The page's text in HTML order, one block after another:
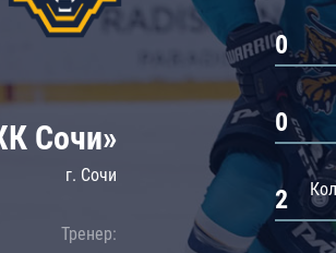
Локомотив
ЦСКА
Шанхайские Драконы
Сочи»
г. Сочи
Тренер:
0
0
2